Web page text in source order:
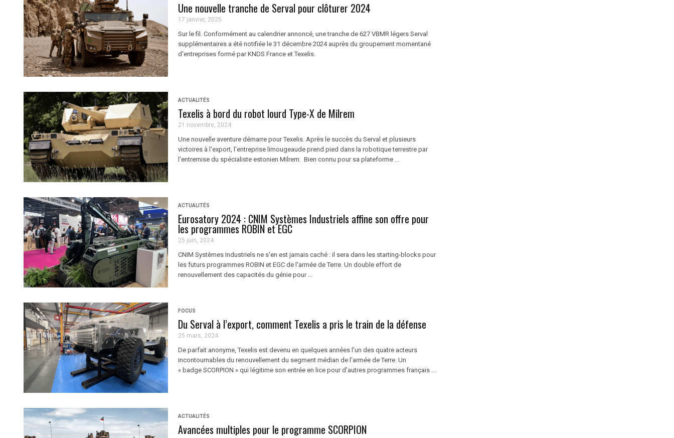
Une nouvelle tranche de Serval pour clôturer 2024
17 janvier, 2025
Sur le fil. Conformément au calendrier annoncé, une tranche de 627 VBMR légers Serval
supplémentaires a été notifiée le 31 décembre 2024 auprès du groupement momentané
d'entreprises formé par KNDS France et Texelis.
ACTUALITÉS
Texelis à bord du robot lourd Type-X de Milrem
21 novembre, 2024
Une nouvelle aventure démarre pour Texelis. Après le succès du Serval et plusieurs
victoires à l'export, l'entreprise limougeaude prend pied dans la robotique terrestre par
l'entremise du spécialiste estonien Milrem. Bien connu pour sa plateforme ...
ACTUALITÉS
Eurosatory 2024 : CNIM Systèmes Industriels affine son offre pour
les programmes ROBIN et EGC
25 juin, 2024
CNIM Systèmes Industriels ne s'en est jamais caché : il sera dans les starting-blocks pour
les futurs programmes ROBIN et EGC de l'armée de Terre. Un double effort de
renouvellement des capacités du génie pour ...
FOCUS
Du Serval à l’export, comment Texelis a pris le train de la défense
25 mars, 2024
De parfait anonyme, Texelis est devenu en quelques années l’un des quatre acteurs
incontournables du renouvellement du segment médian de l'armée de Terre. Un
« badge SCORPION » qui légitime son entrée en lice pour d’autres programmes français ...
ACTUALITÉS
Avancées multiples pour le programme SCORPION